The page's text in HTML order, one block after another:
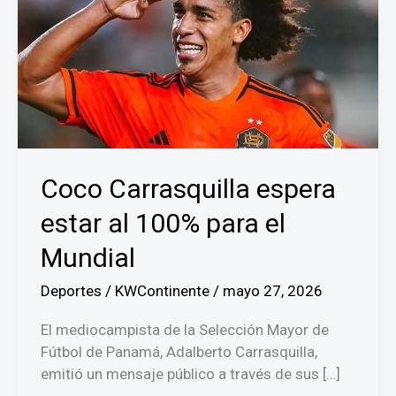
Coco Carrasquilla espera
estar al 100% para el
Mundial
Deportes / KWContinente / mayo 27, 2026
El mediocampista de la Selección Mayor de
Fútbol de Panamá, Adalberto Carrasquilla,
emitió un mensaje público a través de sus […]